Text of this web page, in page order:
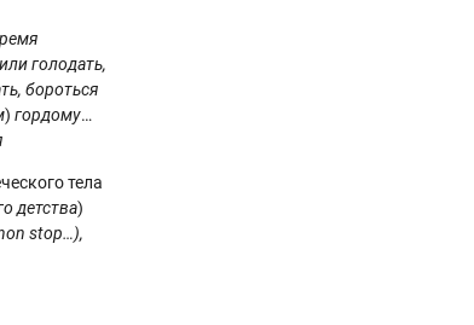
голодать,
бороться
) гордому…
тела
детства)
stop…),